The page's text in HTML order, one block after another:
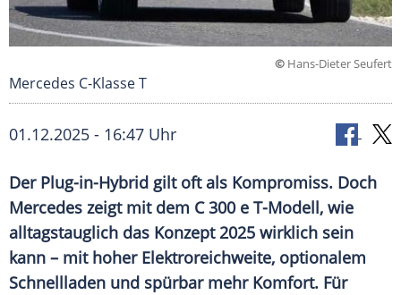
© Hans-Dieter Seufert
Mercedes C-Klasse T
01.12.2025 - 16:47 Uhr
Der Plug-in-Hybrid gilt oft als Kompromiss. Doch
Mercedes zeigt mit dem C 300 e T-Modell, wie
alltagstauglich das Konzept 2025 wirklich sein
kann – mit hoher Elektroreichweite, optionalem
Schnellladen und spürbar mehr Komfort. Für